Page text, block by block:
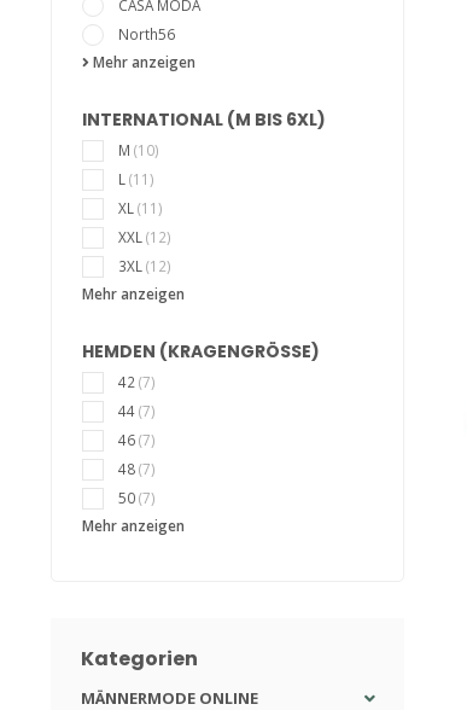
CASA MODA
North56
Mehr anzeigen
INTERNATIONAL (M BIS 6XL)
M (10)
L (11)
XL (11)
XXL (12)
3XL (12)
Mehr anzeigen
HEMDEN (KRAGENGRÖSSE)
42 (7)
44(7)
46(7)
48(7)
50(7)
Mehr anzeigen
Kategorien
MÄNNERMODE ONLINE